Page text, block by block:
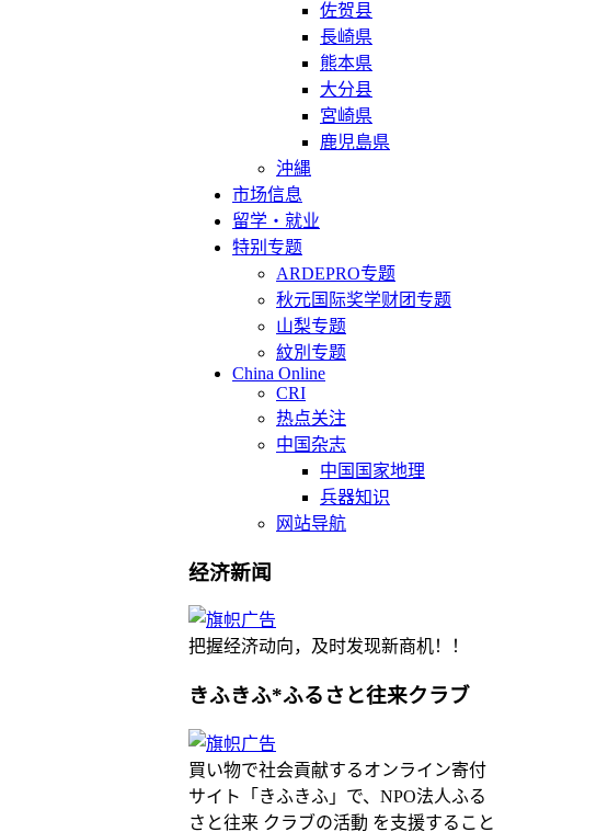
佐贺县
長崎県
熊本県
大分县
宮崎県
鹿児島県
沖縄
市场信息
留学・就业
特别专题
ARDEPRO专题
秋元国际奖学财团专题
山梨专题
紋別专题
China Online
CRI
热点关注
中国杂志
中国国家地理
兵器知识
网站导航
经济新闻
把握经济动向，及时发现新商机！！
きふきふ*ふるさと往来クラブ
買い物で社会貢献するオンライン寄付
サイト「きふきふ」で、NPO法人ふる
さと往来 クラブの活動 を支援すること